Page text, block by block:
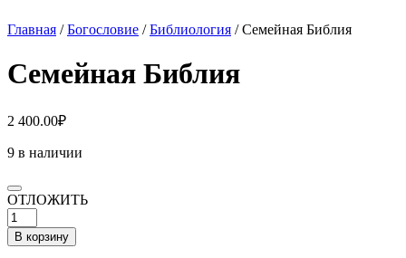
Главная /Богословие /Библиология / Семейная Библия
Семейная Библия
2 400.00₽
9 в наличии
ОТЛОЖИТЬ
Количество
товара
Семейная
В корзину